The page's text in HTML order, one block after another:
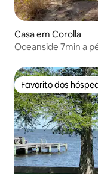
Casa em Corolla
Oceanside 7min a
Favorito dos
Favorito dos